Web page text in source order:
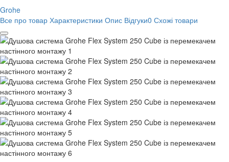
Grohe
Все про товар Характеристики Опис Відгуки0 Схожі товари